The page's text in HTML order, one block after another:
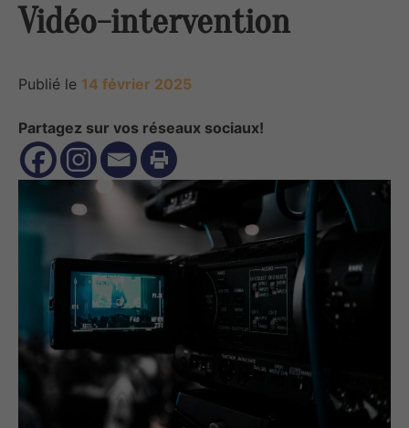
r
c
Vidéo-intervention
Publié le 14 février 2025
Partagez sur vos réseaux sociaux!